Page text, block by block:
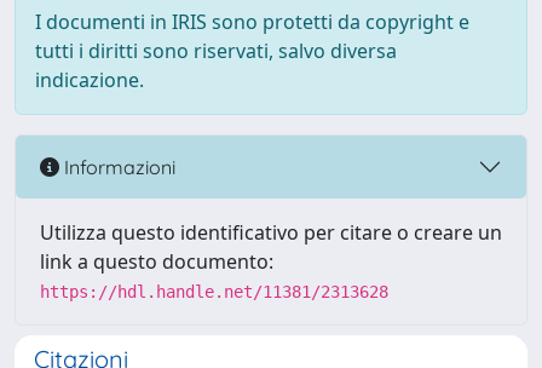
I documenti in IRIS sono protetti da copyright e
tutti i diritti sono riservati, salvo diversa
indicazione.
Informazioni
Utilizza questo identificativo per citare o creare un
link a questo documento:
https://hdl.handle.net/11381/2313628
Citazioni